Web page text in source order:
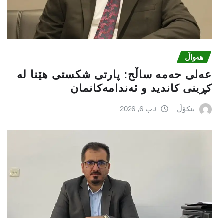
هەواڵ
عه‌لی‌ حه‌مه‌ ساڵح: پارتی‌ شكستی‌ هێنا له‌
كڕینی‌ كاندید و ئه‌ندامه‌كانمان
بنکۆڵ ئاب 6, 2026